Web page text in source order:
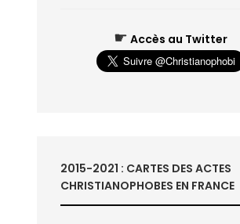
☛ Accès au Twitter
2015-2021 : CARTES DES ACTES
CHRISTIANOPHOBES EN FRANCE